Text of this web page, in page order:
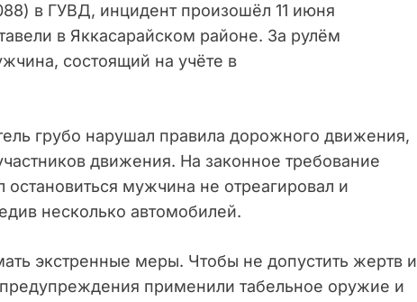
в ГУВД, инцидент произошёл 11 июня
в Яккасарайском районе. За рулём
состоящий на учёте в
грубо нарушал правила дорожного движения,
движения. На законное требование
остановиться мужчина не отреагировал и
несколько автомобилей.
экстренные меры. Чтобы не допустить жертв и
применили табельное оружие и